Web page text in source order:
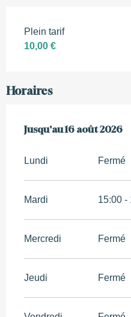
Plein tarif
10,00 €
Horaires
Du1 juin 2026au16
Jusqu'au16 août 2026
Lundi Fermé
Mardi 15:00 -
Mercredi Fermé
Jeudi Fermé